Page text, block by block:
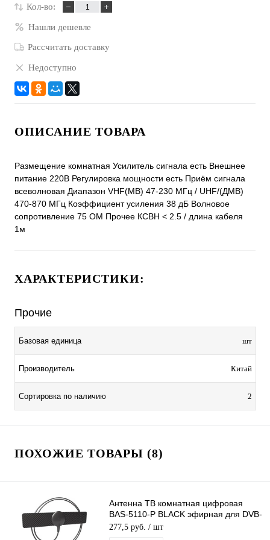
Кол-во:
Нашли дешевле
Рассчитать доставку
Недоступно
ОПИСАНИЕ ТОВАРА
Размещение комнатная Усилитель сигнала есть Внешнее
питание 220В Регулировка мощности есть Приём сигнала
всеволновая Диапазон VHF(МВ) 47-230 МГц / UHF/(ДМВ)
470-870 МГц Коэффициент усиления 38 дБ Волновое
сопротивление 75 ОМ Прочее КСВН < 2.5 / длина кабеля
1м
ХАРАКТЕРИСТИКИ:
Прочие
Базовая единица шт
Производитель Китай
Сортировка по наличию 2
ПОХОЖИЕ ТОВАРЫ (8)
Антенна ТВ комнатная цифровая
BAS-5110-P BLACK эфирная для DVB-
T2 телевидения (в пакете) Рэмо
277,5 руб. / шт